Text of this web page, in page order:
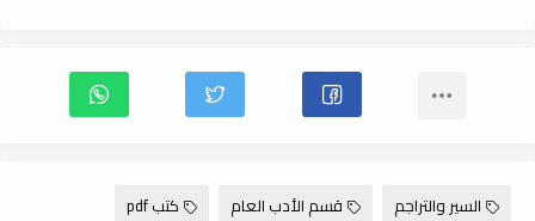
السير والتراجم قسم الأدب العام كتب pdf